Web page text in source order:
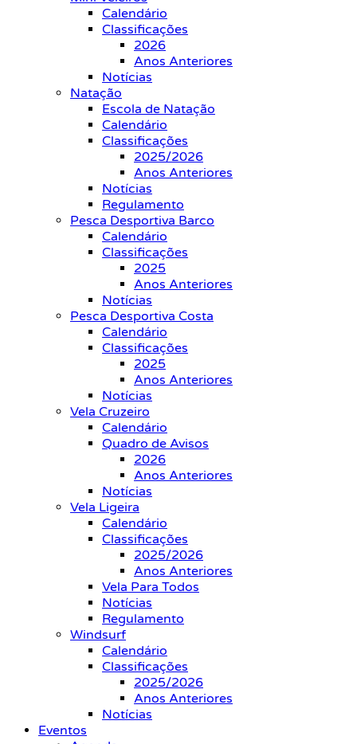
Calendário
Classificações
2026
Anos Anteriores
Notícias
Natação
Escola de Natação
Calendário
Classificações
2025/2026
Anos Anteriores
Notícias
Regulamento
Pesca Desportiva Barco
Calendário
Classificações
2025
Anos Anteriores
Notícias
Pesca Desportiva Costa
Calendário
Classificações
2025
Anos Anteriores
Notícias
Vela Cruzeiro
Calendário
Quadro de Avisos
2026
Anos Anteriores
Notícias
Vela Ligeira
Calendário
Classificações
2025/2026
Anos Anteriores
Vela Para Todos
Notícias
Regulamento
Windsurf
Calendário
Classificações
2025/2026
Anos Anteriores
Notícias
Eventos